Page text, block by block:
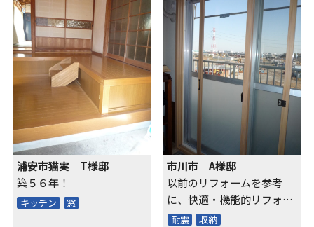
浦安市猫実 T様邸
築５６年！
キッチン 窓
市川市 A様邸
以前のリフォームを参考
に、快適・機能的リフォー
ムに成功
耐震 収納